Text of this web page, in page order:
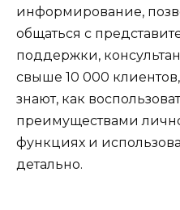
информирование,
общаться с
поддержки,
свыше 10 000
знают, как
преимуществами
функциях и
детально.